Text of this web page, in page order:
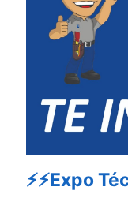
⚡⚡Expo